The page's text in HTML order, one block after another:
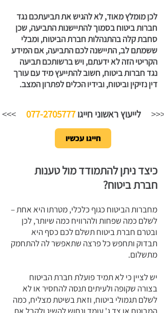
לכן מומלץ מאוד, לא להגיש את תביעתכם נגד
חברות ביטוח בסמוך להתיישנות התביעה, שכן
סחבת קלה בהתנהלות חברת הביטוח, ומבלי
ששמתם לב, התיישנה לכם התביעה, אם המידע
הקריטי הזה לא ידעתם, ויש ברשותכם תביעה
נגד חברות ביטוח, חשוב להתייעץ מיד עם עורך
דין נזיקין וביטוח, ובידיו הכלים לפתרון המצב.
<<< לייעוץ ראשוני חייגו077-2705777
>>>
חייגו עכשיו
כיצד ניתן להתמודד מול טענות
חברת ביטוח?
מחברות הביטוח כגוף כלכלי, מטרתו היא אחת –
לשלם כמה שפחות ולהרוויח כמה שיותר, לכן
ובטרם חברת ביטוח תשלם לכם כסף היא
תבדוק ותחפש כל פרצה שתאפשר לה להתחמק
מתשלום.
יש לציין כי לא תמיד פועלת חברת הביטוח
בצורה שקופה ולעיתים תנסה להחסיר או לא
לשלם תגמולי ביטוח, וזאת בשיטת מצליח, כמה